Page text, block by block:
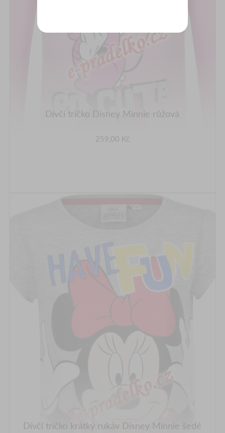
Dívčí tričko Disney Minnie růžová
259,00 Kč
Dívčí tričko krátký rukáv Disney Minnie šedé